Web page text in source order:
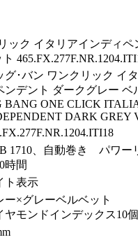
ック イタリアインディペ
グ･バン ワンクリック イ
ンデント ダークグレー ベ
BANG ONE CLICK
DARK GREY
1710、自動巻き パワー
時間
ト表示
ー×グレーベルベット
ヤモンドインデックス10個